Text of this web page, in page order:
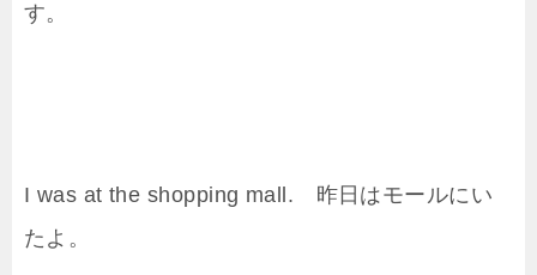
す。
I was at the shopping mall. 昨日はモールにい
たよ。